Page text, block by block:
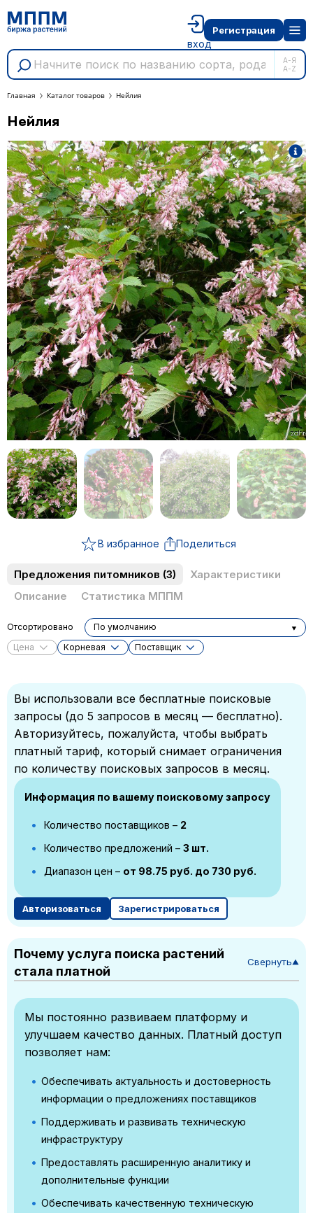
А-Я
A-Z
вход
Регистрация
Главная Каталог товаров Нейлия
Нейлия
В избранное Поделиться
Предложения питомников (3)
Характеристики
Описание
Статистика МППМ
Цена Корневая Поставщик
Отсортировано По умолчанию
Вы использовали все бесплатные поисковые
запросы (до 5 запросов в месяц — бесплатно).
Авторизуйтесь, пожалуйста, чтобы выбрать
платный тариф, который снимает ограничения
по количеству поисковых запросов в месяц.
Информация по вашему поисковому запросу
Количество поставщиков – 2
Количество предложений – 3 шт.
Диапазон цен – от 98.75 руб. до 730 руб.
Авторизоваться Зарегистрироваться
Почему услуга поиска растений
стала платной
Свернуть▼
Мы постоянно развиваем платформу и
улучшаем качество данных. Платный доступ
позволяет нам:
Обеспечивать актуальность и достоверность
информации о предложениях поставщиков
Поддерживать и развивать техническую
инфраструктуру
Предоставлять расширенную аналитику и
дополнительные функции
Обеспечивать качественную техническую